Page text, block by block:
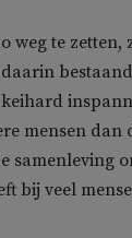
weg te zetten,
mensen
samenleving
bij veel